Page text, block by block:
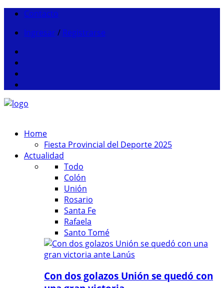
Contacto
Ingresar / Registrarse
Home
Fiesta Provincial del Deporte 2025
Actualidad
Todo
Colón
Unión
Rosario
Santa Fe
Rafaela
Santo Tomé
Con dos golazos Unión se quedó con